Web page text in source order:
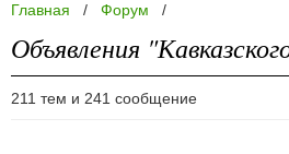
Главная / Форум /
Объявления
211 тем и 241 сообщение